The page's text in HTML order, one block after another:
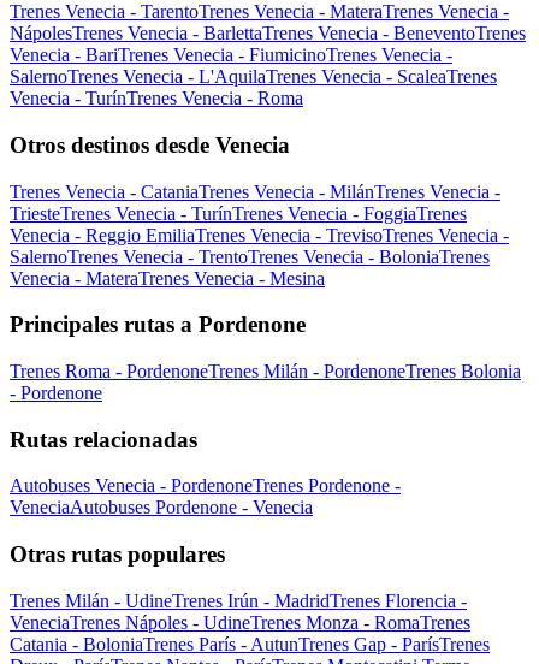
Trenes Venecia - TarentoTrenes Venecia - MateraTrenes Venecia -
NápolesTrenes Venecia - BarlettaTrenes Venecia - BeneventoTrenes
Venecia - BariTrenes Venecia - FiumicinoTrenes Venecia -
SalernoTrenes Venecia - L'AquilaTrenes Venecia - ScaleaTrenes
Venecia - TurínTrenes Venecia - Roma
Otros destinos desde Venecia
Trenes Venecia - CataniaTrenes Venecia - MilánTrenes Venecia -
TriesteTrenes Venecia - TurínTrenes Venecia - FoggiaTrenes
Venecia - Reggio EmiliaTrenes Venecia - TrevisoTrenes Venecia -
SalernoTrenes Venecia - TrentoTrenes Venecia - BoloniaTrenes
Venecia - MateraTrenes Venecia - Mesina
Principales rutas a Pordenone
Trenes Roma - PordenoneTrenes Milán - PordenoneTrenes Bolonia
- Pordenone
Rutas relacionadas
Autobuses Venecia - PordenoneTrenes Pordenone -
VeneciaAutobuses Pordenone - Venecia
Otras rutas populares
Trenes Milán - UdineTrenes Irún - MadridTrenes Florencia -
VeneciaTrenes Nápoles - UdineTrenes Monza - RomaTrenes
Catania - BoloniaTrenes París - AutunTrenes Gap - ParísTrenes